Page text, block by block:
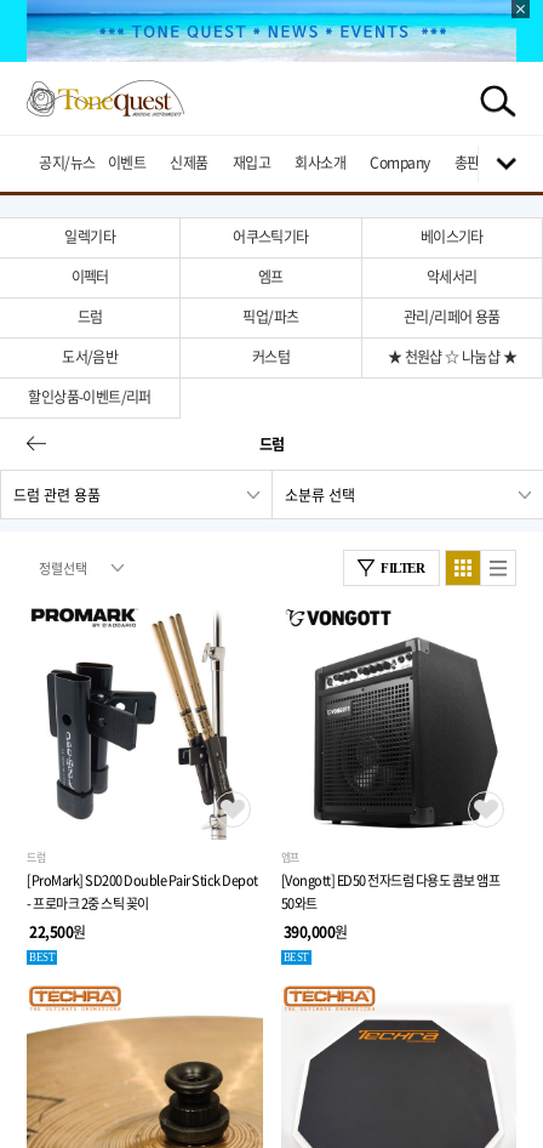
공지/뉴스 이벤트 신제품 재입고 회사소개 Company 총판브랜드
일렉기타 어쿠스틱기타
베이스기타
이펙터
엠프
악세서리
드럼
픽업/파츠
관리/리페어 용품
도서/음반
커스텀
★ 천원샵 ☆ 나눔샵 ★
할인상품-이벤트/리퍼
드럼
FILTER
드럼
[ProMark] SD200 Double Pair Stick Depot
- 프로마크 2중 스틱 꽂이
22,500원
BEST
엠프
[Vongott] ED50 전자드럼 다용도 콤보 앰프
50와트
390,000원
BEST